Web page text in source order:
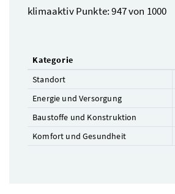
klimaaktiv Punkte: 947 von 1000
Kategorie
Standort
Energie und Versorgung
Baustoffe und Konstruktion
Komfort und Gesundheit